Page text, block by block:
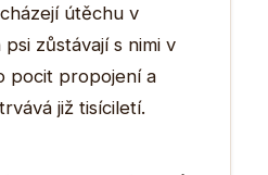
útěchu v
zůstávají s nimi v
pocit propojení a
již tisíciletí.